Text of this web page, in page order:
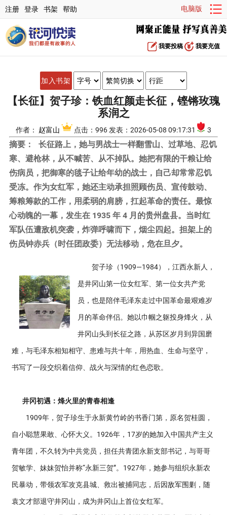
注册 登录 书架 帮助 电脑版
我要投稿 我要充值
加入书架
【长征】贺子珍：铁血红颜走长征，铿锵玫瑰
系润之
作者： 赵富山 点击：996 发表：2026-05-08 09:17:31 3
摘要：
长征路上，她与男战士一样翻雪山、过草地、忍饥
寒、避枪林，从不喊苦、从不掉队。她把有限的干粮让给
伤病员，把御寒的毯子让给年幼的战士，自己却常常忍饥
受冻。作为女红军，她还主动承担照顾伤员、宣传鼓动、
筹粮筹款的工作，用柔弱的肩膀，扛起革命的责任。最惊
心动魄的一幕，发生在 1935 年 4 月的贵州盘县。当时红
军队伍遭敌机突袭，炸弹呼啸而下，烟尘四起。担架上的
伤员钟赤兵（时任团政委）无法移动，危在旦夕。
贺子珍（1909—1984），江西永新人，
是井冈山第一位女红军、第一位女共产党
员，也是陪伴毛泽东走过中国革命最艰难岁
月的革命伴侣。她以巾帼之躯投身烽火，从
井冈山头到长征之路，从苏区岁月到异国磨
难，与毛泽东相知相守、患难与共十年，用热血、生命与坚守，
书写了一段交织着信仰、战火与深情的红色恋歌。
井冈初遇：烽火里的青春相逢
1909年，贺子珍生于永新黄竹岭的书香门第，原名贺桂圆，
自小聪慧果敢、心怀大义。1926年，17岁的她加入中国共产主义
青年团，不久转为中共党员，担任共青团永新支部书记，与哥哥
贺敏学、妹妹贺怡并称“永新三贺”。1927年，她参与组织永新农
民暴动，带领农军攻克县城、救出被捕同志，后因敌军围剿，随
袁文才部退守井冈山，成为井冈山上首位女红军。